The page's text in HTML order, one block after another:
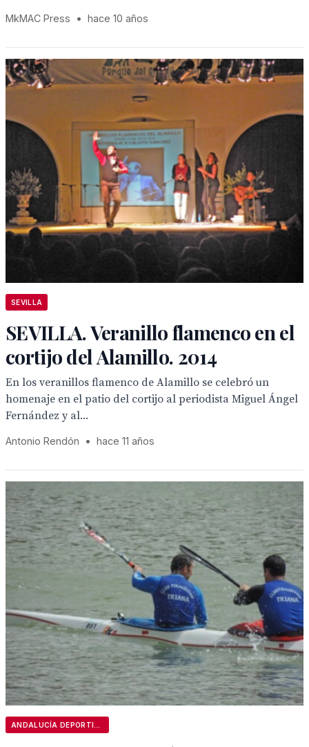
MkMAC Press • hace 10 años
SEVILLA
SEVILLA. Veranillo flamenco en el
cortijo del Alamillo. 2014
En los veranillos flamenco de Alamillo se celebró un
homenaje en el patio del cortijo al periodista Miguel Ángel
Fernández y al...
Antonio Rendón • hace 11 años